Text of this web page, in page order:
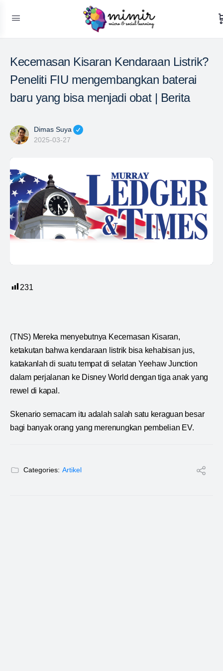
Kecemasan Kisaran Kendaraan Listrik?
Peneliti FIU mengembangkan baterai
baru yang bisa menjadi obat | Berita
Dimas Suya
2025-03-27
231
(TNS) Mereka menyebutnya Kecemasan Kisaran,
ketakutan bahwa kendaraan listrik bisa kehabisan jus,
katakanlah di suatu tempat di selatan Yeehaw Junction
dalam perjalanan ke Disney World dengan tiga anak yang
rewel di kapal.
Skenario semacam itu adalah salah satu keraguan besar
bagi banyak orang yang merenungkan pembelian EV.
Categories: Artikel